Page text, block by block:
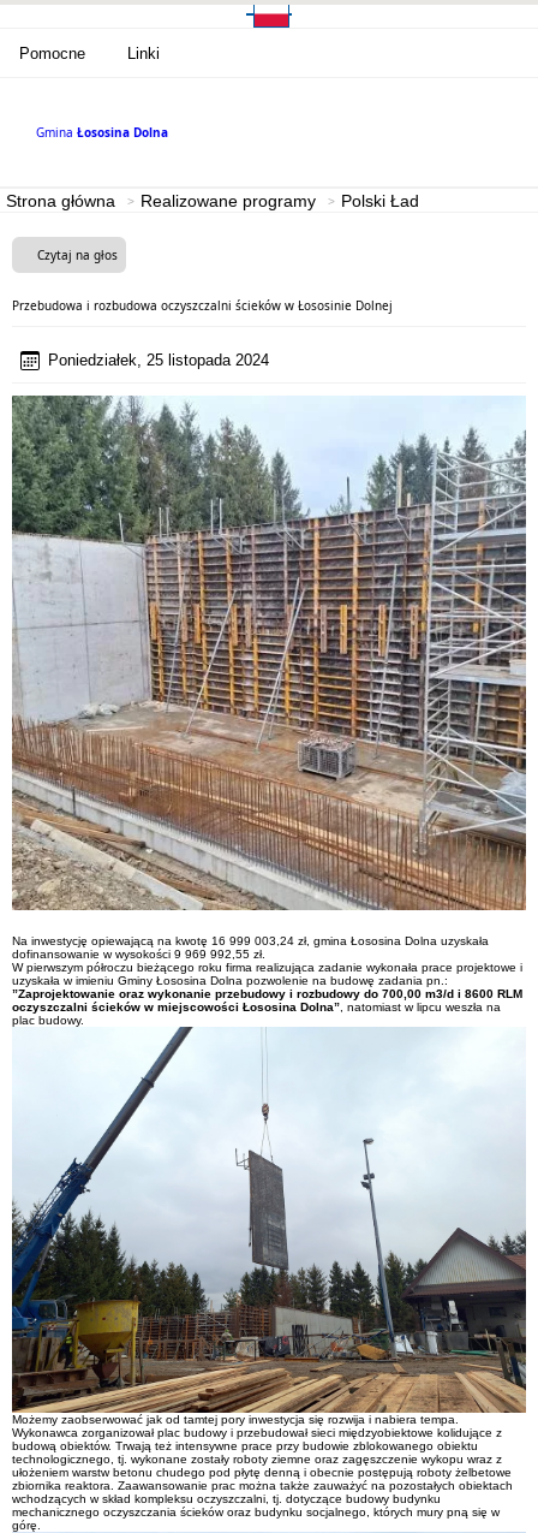
Pomocne Linki
Gmina Łososina Dolna
Strona główna Realizowane programy Polski Ład
Czytaj na głos
Przebudowa i rozbudowa oczyszczalni ścieków w Łososinie Dolnej
Poniedziałek, 25 listopada 2024
Na inwestycję opiewającą na kwotę 16 999 003,24 zł, gmina Łososina Dolna uzyskała
dofinansowanie w wysokości 9 969 992,55 zł.
W pierwszym półroczu bieżącego roku firma realizująca zadanie wykonała prace projektowe i
uzyskała w imieniu Gminy Łososina Dolna pozwolenie na budowę zadania pn.:
”Zaprojektowanie oraz wykonanie przebudowy i rozbudowy do 700,00 m3/d i 8600 RLM
oczyszczalni ścieków w miejscowości Łososina Dolna” , natomiast w lipcu weszła na
plac budowy.
Możemy zaobserwować jak od tamtej pory inwestycja się rozwija i nabiera tempa.
Wykonawca zorganizował plac budowy i przebudował sieci międzyobiektowe kolidujące z
budową obiektów. Trwają też intensywne prace przy budowie zblokowanego obiektu
technologicznego, tj. wykonane zostały roboty ziemne oraz zagęszczenie wykopu wraz z
ułożeniem warstw betonu chudego pod płytę denną i obecnie postępują roboty żelbetowe
zbiornika reaktora. Zaawansowanie prac można także zauważyć na pozostałych obiektach
wchodzących w skład kompleksu oczyszczalni, tj. dotyczące budowy budynku
mechanicznego oczyszczania ścieków oraz budynku socjalnego, których mury pną się w
górę.